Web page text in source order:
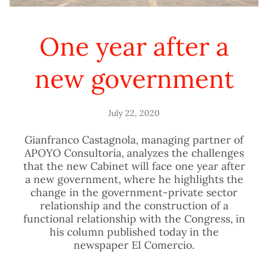
One year after a
new government
July 22, 2020
Gianfranco Castagnola, managing partner of
APOYO Consultoría, analyzes the challenges
that the new Cabinet will face one year after
a new government, where he highlights the
change in the government-private sector
relationship and the construction of a
functional relationship with the Congress, in
his column published today in the
newspaper El Comercio.